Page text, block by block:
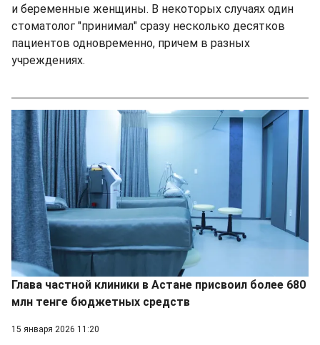
и беременные женщины. В некоторых случаях один
стоматолог "принимал" сразу несколько десятков
пациентов одновременно, причем в разных
учреждениях.
Глава частной клиники в Астане присвоил более 680
млн тенге бюджетных средств
15 января 2026 11:20